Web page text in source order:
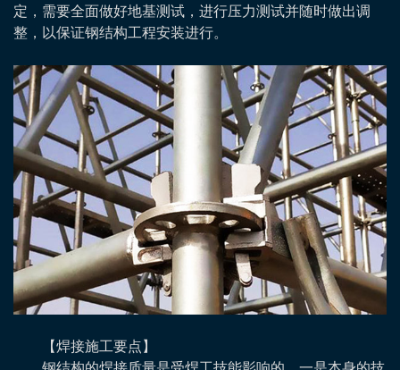
定，需要全面做好地基测试，进行压力测试并随时做出调
整，以保证钢结构工程安装进行。
【焊接施工要点】